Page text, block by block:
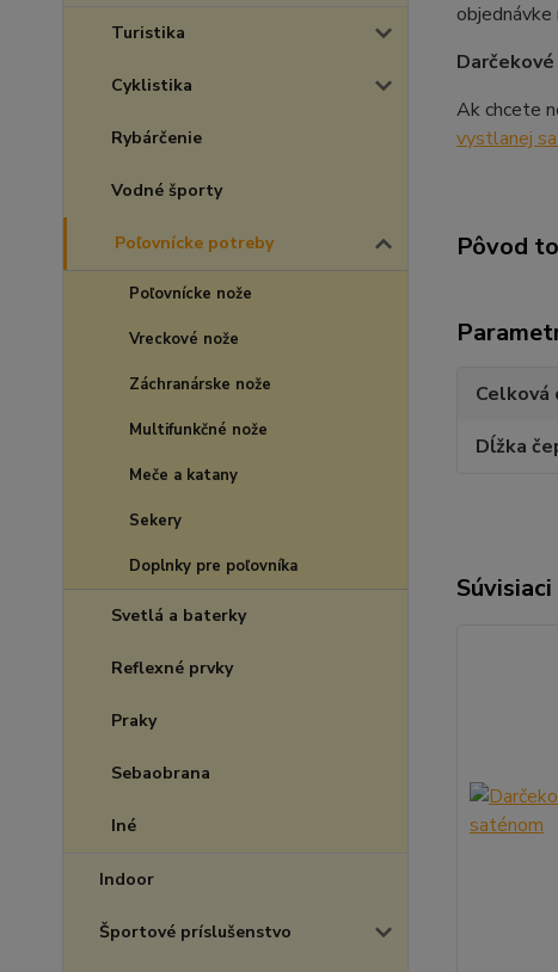
Turistika
Cyklistika
Rybárčenie
Vodné športy
Poľovnícke potreby
Poľovnícke nože
Vreckové nože
Záchranárske nože
Multifunkčné nože
Meče a katany
Sekery
Doplnky pre poľovníka
Svetlá a baterky
Reflexné prvky
Praky
Sebaobrana
Iné
Indoor
Športové príslušenstvo
Ak chcete
vystlanej
Pôvod
Celková
Dĺžka